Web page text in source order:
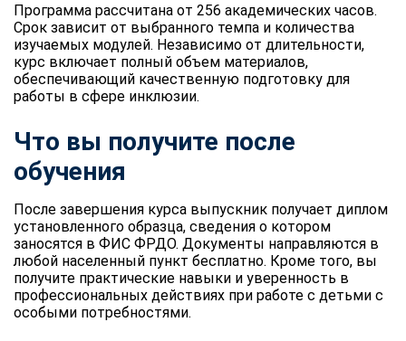
Программа рассчитана от 256 академических часов.
Срок зависит от выбранного темпа и количества
изучаемых модулей. Независимо от длительности,
курс включает полный объем материалов,
обеспечивающий качественную подготовку для
работы в сфере инклюзии.
Что вы получите после
обучения
После завершения курса выпускник получает диплом
установленного образца, сведения о котором
заносятся в ФИС ФРДО. Документы направляются в
любой населенный пункт бесплатно. Кроме того, вы
получите практические навыки и уверенность в
профессиональных действиях при работе с детьми с
особыми потребностями.